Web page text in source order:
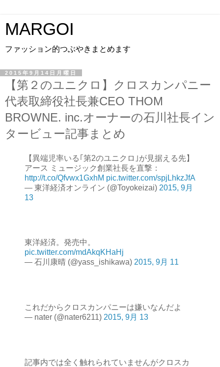
MARGOI
ファッション的つぶやきまとめます
2015年9月14日月曜日
【第２のユニクロ】クロスカンパニー
代表取締役社長兼CEO THOM
BROWNE. inc.オーナーの石川社長イン
タービュー記事まとめ
【異端児率いる｢第2のユニクロ｣が見据える先】
アース ミュージック創業社長を直撃：
http://t.co/Qfvwx1GxhM pic.twitter.com/spjLhkzJfA
— 東洋経済オンライン (@Toyokeizai) 2015, 9月
13
東洋経済。発売中。
pic.twitter.com/mdAkqKHaHj
— 石川康晴 (@yass_ishikawa) 2015, 9月 11
これだからクロスカンパニーは嫌いなんだよ
— nater (@nater6211) 2015, 9月 13
記事内では全く触れられていませんがクロスカ